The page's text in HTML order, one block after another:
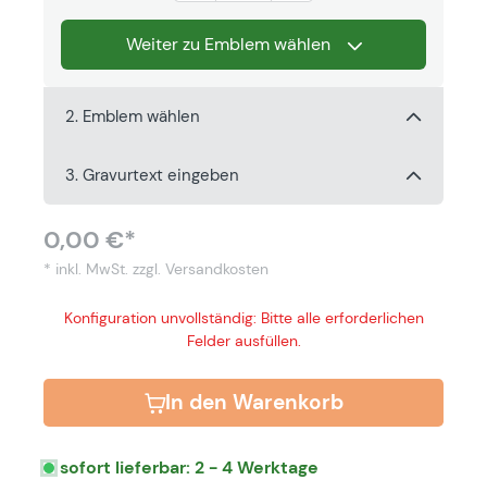
Weiter zu Emblem wählen
2. Emblem wählen
3. Gravurtext eingeben
0,00 €*
* inkl. MwSt. zzgl. Versandkosten
Konfiguration unvollständig: Bitte alle erforderlichen
Felder ausfüllen.
In den Warenkorb
sofort lieferbar: 2 - 4 Werktage